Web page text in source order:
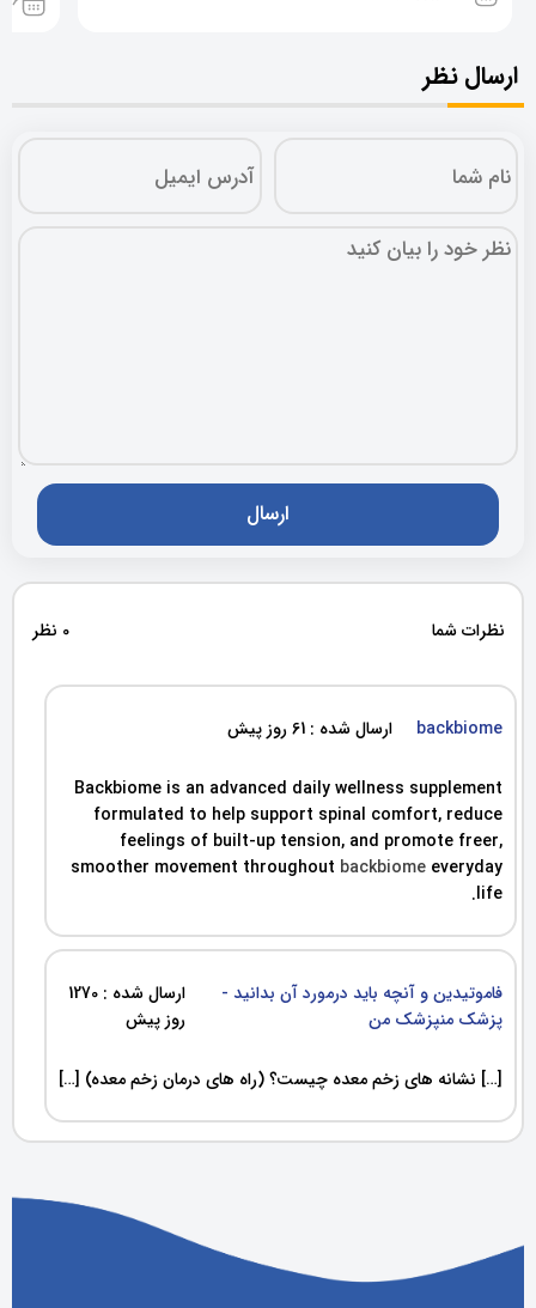
ارسال نظر
نظرات شما 0 نظر
backbiome ارسال شده : 61 روز پیش
Backbiome is an advanced daily wellness supplement
formulated to help support spinal comfort, reduce
feelings of built-up tension, and promote freer,
smoother movement throughout backbiome everyday
life.
فاموتیدین و آنچه باید درمورد آن بدانید -
پزشک منپزشک من
ارسال شده : 1270
روز پیش
[…] نشانه های زخم معده چیست؟ (راه های درمان زخم معده) […]